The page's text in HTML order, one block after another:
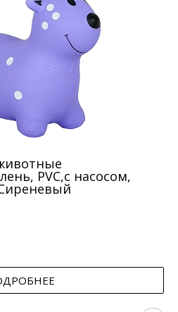
PVC,с насосом,